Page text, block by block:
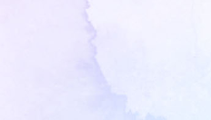
40х50 см